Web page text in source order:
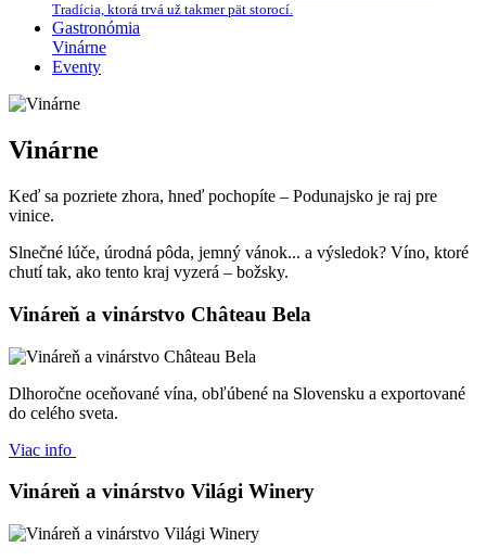
Tradícia, ktorá trvá už takmer pät storocí.
Gastronómia
Vinárne
Eventy
Vinárne
Keď sa pozriete zhora, hneď pochopíte – Podunajsko je raj pre
vinice.
Slnečné lúče, úrodná pôda, jemný vánok... a výsledok? Víno, ktoré
chutí tak, ako tento kraj vyzerá – božsky.
Vináreň a vinárstvo Château Bela
Dlhoročne oceňované vína, obľúbené na Slovensku a exportované
do celého sveta.
Viac info
Vináreň a vinárstvo Világi Winery